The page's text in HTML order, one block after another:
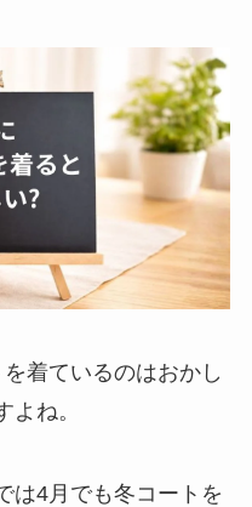
着ているのはおかし
ね。
は4月でも冬コートを